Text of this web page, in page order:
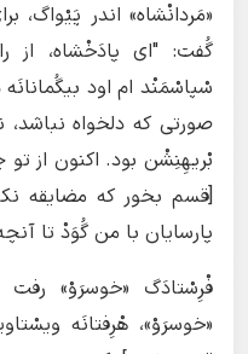
«مَردانْشاه» اندر پَیْواگ،
گُفت: "ای پادَخْشاه، از
سْپاسْمَنْد ام اود بیگُمانانَه
صورتی که دلخواه
بْریهِنِشْن بود. اکنون از تو
[قسم بخور که مضایقه
پارسایان با من گُوَدْ تا
فْرِسْتادَگ «خوسرَوْ»
«خوسرَوْ»، هْرِفتانَه